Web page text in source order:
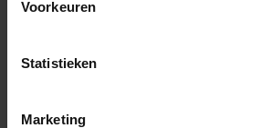
Voorkeuren
Statistieken
Marketing